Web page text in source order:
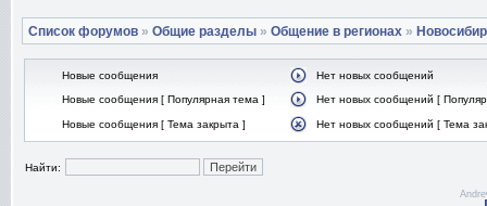
Список форумов » Общие разделы » Общение в регионах »
Новые сообщения
Нет новых сообщений
Новые сообщения [ Популярная тема ]
Нет новых сообщений [
Новые сообщения [ Тема закрыта ] Нет новых сообщений [ Тема
Найти: